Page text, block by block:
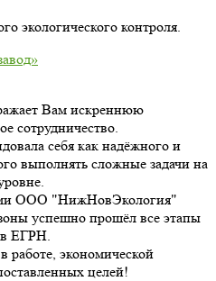
экологического контроля.
Вам искреннюю
сотрудничество.
себя как надёжного и
выполнять сложные задачи на
ООО "НижНовЭкология"
успешно прошёл все этапы
в ЕГРН.
работе, экономической
целей!